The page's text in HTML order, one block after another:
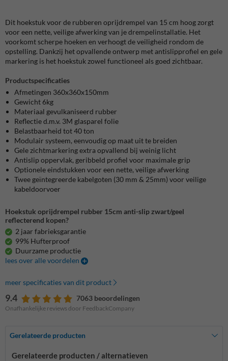
Dit hoekstuk voor de rubberen oprijdrempel van 15 cm hoog zorgt
voor een nette, veilige afwerking van je drempelinstallatie. Het
voorkomt scherpe hoeken en verhoogt de veiligheid rondom de
opstelling. Dankzij het opvallende ontwerp met antislipprofiel en gele
markering is het hoekstuk zowel functioneel als goed zichtbaar.
Productspecificaties
Afmetingen 360x360x150mm
Gewicht 6kg
Materiaal gevulkaniseerd rubber
Reflectie d.m.v. 3M glasparel folie
Belastbaarheid tot 40 ton
Modulair systeem, eenvoudig op maat uit te breiden
Gele zichtmarkering extra opvallend bij weinig licht
Antislip oppervlak, geribbeld profiel voor maximale grip
Optionele eindstukken voor een nette, veilige afwerking
Twee geïntegreerde kabelgoten (30 mm & 25mm) voor veilige
kabeldoorvoer
Hoekstuk oprijdrempel rubber 15cm anti-slip zwart/geel
reflecterend kopen?
2 jaar fabrieksgarantie
99% Hufterproof
Duurzame productie
lees over alle voordelen
meer specificaties van dit product
9.4 7063 beoordelingen
Onafhankelijke reviews door FeedbackCompany
Gerelateerde producten
Gerelateerde producten / alternatieven